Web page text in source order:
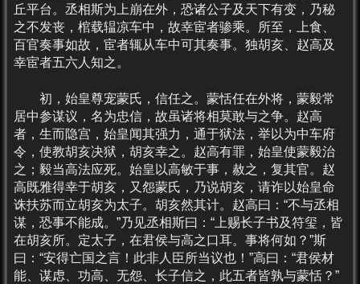
丘平台。丞相斯为上崩在外，恐诸公子及天下有变，乃秘
之不发丧，棺载辒凉车中，故幸宦者骖乘。所至，上食、
百官奏事如故，宦者辄从车中可其奏事。独胡亥、赵高及
幸宦者五六人知之。
初，始皇尊宠蒙氏，信任之。蒙恬任在外将，蒙毅常
居中参谋议，名为忠信，故虽诸将相莫敢与之争。赵高
者，生而隐宫，始皇闻其强力，通于狱法，举以为中车府
令，使教胡亥决狱，胡亥幸之。赵高有罪，始皇使蒙毅治
之；毅当高法应死。始皇以高敏于事，赦之，复其官。赵
高既雅得幸于胡亥，又怨蒙氏，乃说胡亥，请诈以始皇命
诛扶苏而立胡亥为太子。胡亥然其计。赵高曰：“不与丞相
谋，恐事不能成。”乃见丞相斯曰：“上赐长子书及符玺，皆
在胡亥所。定太子，在君侯与高之口耳。事将何如？”斯
曰：“安得亡国之言！此非人臣所当议也！”高曰：“君侯材
能、谋虑、功高、无怨、长子信之，此五者皆孰与蒙恬？”